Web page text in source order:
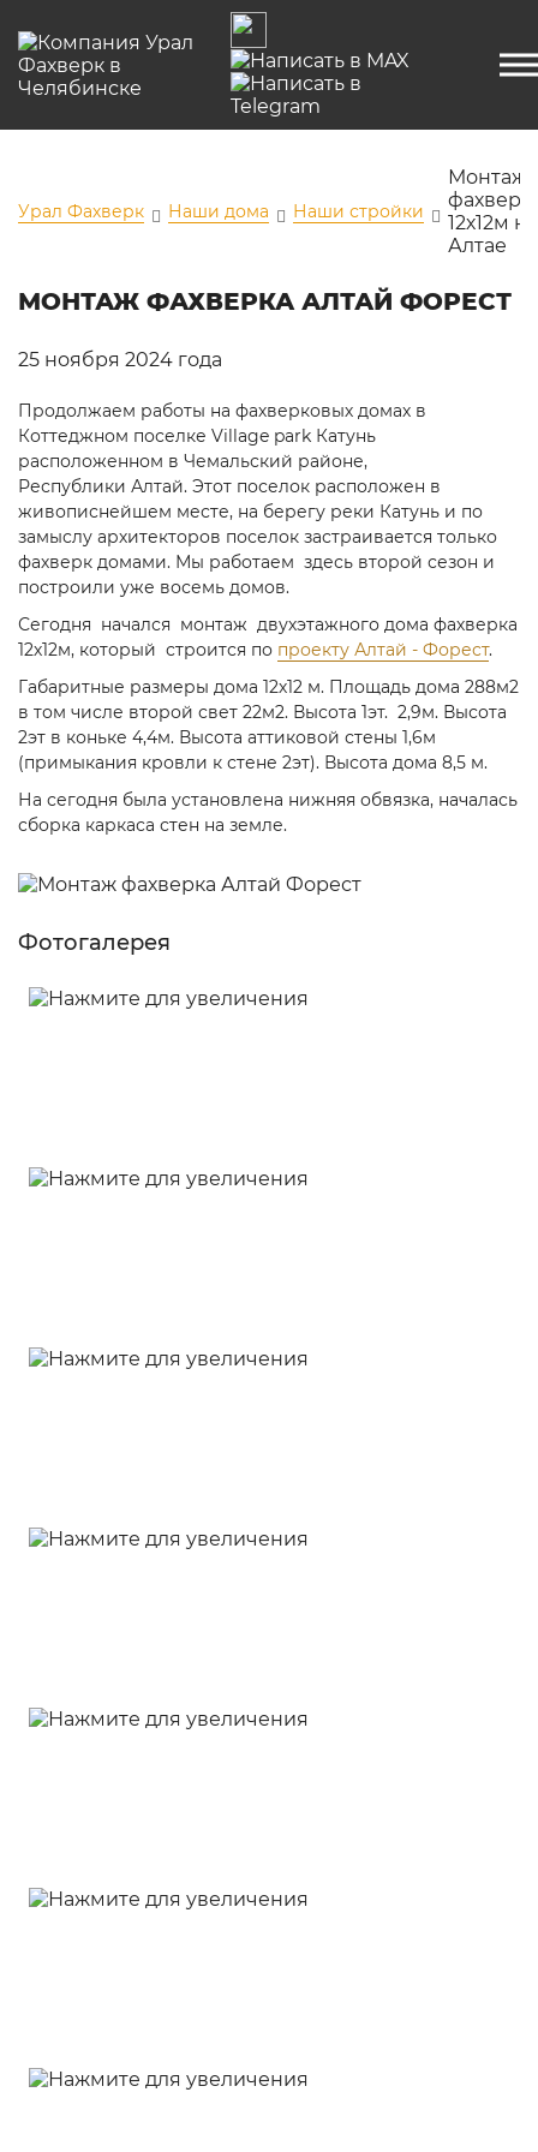
Урал Фахверк Наши дома Наши стройки
Монтаж
12х12м на
Алтае
МОНТАЖ ФАХВЕРКА АЛТАЙ ФОРЕСТ
25 ноября 2024 года
Продолжаем работы на фахверковых домах в
Коттеджном поселке Village park Катунь
расположенном в Чемальский районе,
Республики Алтай. Этот поселок расположен в
живописнейшем месте, на берегу реки Катунь и по
замыслу архитекторов поселок застраивается только
фахверк домами. Мы работаем здесь второй сезон и
построили уже восемь домов.
Сегодня начался монтаж двухэтажного дома фахверка
12х12м, который строится по проекту Алтай - Форест.
Габаритные размеры дома 12х12 м. Площадь дома 288м2
в том числе второй свет 22м2. Высота 1эт. 2,9м. Высота
2эт в коньке 4,4м. Высота аттиковой стены 1,6м
(примыкания кровли к стене 2эт). Высота дома 8,5 м.
На сегодня была установлена нижняя обвязка, началась
сборка каркаса стен на земле.
Фотогалерея